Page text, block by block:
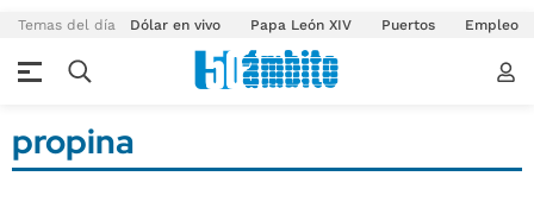
Temas del día Dólar en vivo Papa León XIV Puertos Empleo
propina